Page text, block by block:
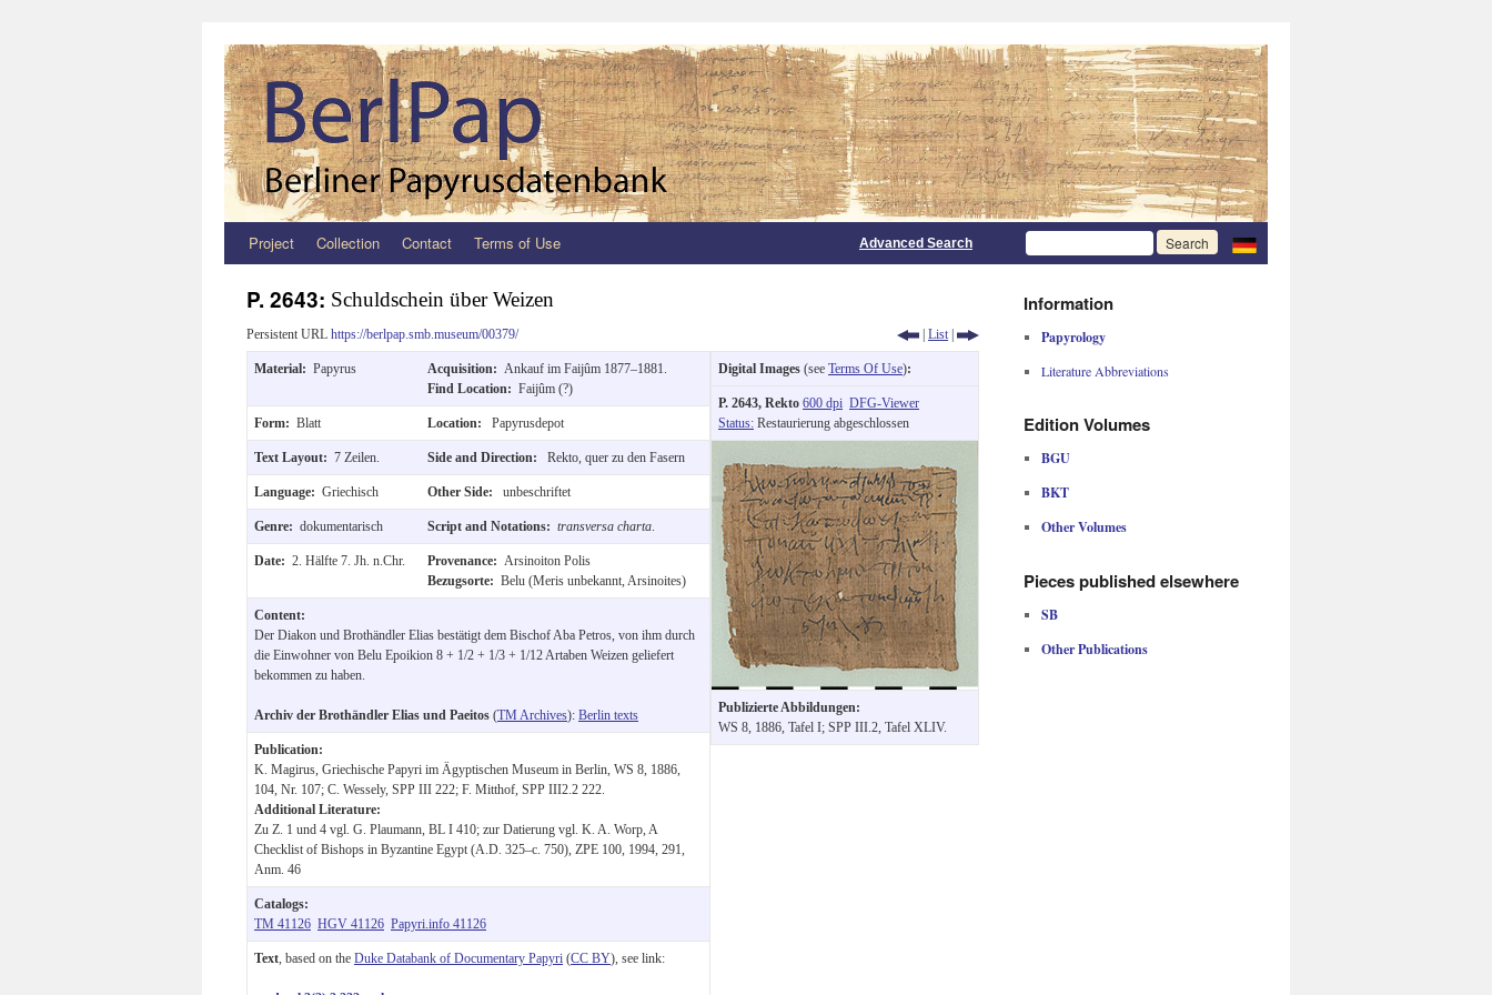
Zum
springen
Project Collection Contact Terms of Use Advanced Search
P. 2643: Schuldschein über Weizen
Persistent URL https://berlpap.smb.museum/00379/ | List |
Material: Papyrus Acquisition: Ankauf im Faijûm 1877–1881.
Find Location: Faijûm (?)
Form: Blatt Location: Papyrusdepot
Text Layout: 7 Zeilen. Side and Direction: Rekto, quer zu den Fasern
Language: Griechisch Other Side: unbeschriftet
Genre: dokumentarisch Script and Notations: transversa charta
Date: 2. Hälfte 7. Jh. n.Chr. Provenance: Arsinoiton Polis
Bezugsorte: Belu (Meris unbekannt, Arsinoites)
Content:
Der Diakon und Brothändler Elias bestätigt dem Bischof Aba Petros, von ihm durch
die Einwohner von Belu Epoikion 8 + 1/2 + 1/3 + 1/12 Artaben Weizen geliefert
bekommen zu haben.
Archiv der Brothändler Elias und Paeitos (TM Archives): Berlin texts
Publication:
K. Magirus, Griechische Papyri im Ägyptischen Museum in Berlin, WS 8, 1886,
104, Nr. 107; C. Wessely, SPP III 222; F. Mitthof, SPP III2.2 222.
Additional Literature:
Zu Z. 1 und 4 vgl. G. Plaumann, BL I 410; zur Datierung vgl. K. A. Worp, A
Checklist of Bishops in Byzantine Egypt (A.D. 325–c. 750), ZPE 100, 1994, 291,
Anm. 46
Catalogs:
TM 41126 HGV 41126 Papyri.info 41126
Text , based on the Duke Databank of Documentary Papyri (CC BY), see link:
Digital Images (see Terms Of Use):
P. 2643, Rekto 600 dpi DFG-Viewer
Status: Restaurierung abgeschlossen
Publizierte Abbildungen:
WS 8, 1886, Tafel I; SPP III.2, Tafel XLIV.
Information
Papyrology
Literature Abbreviations
Edition Volumes
BGU
BKT
Other Volumes
Pieces published elsewhere
SB
Other Publications